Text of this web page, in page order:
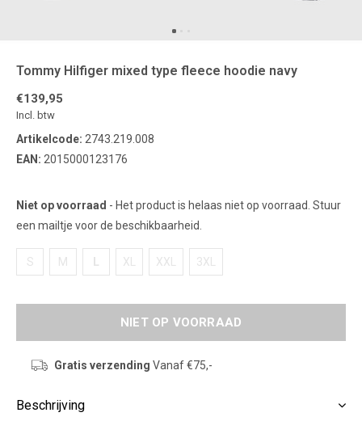
Tommy Hilfiger mixed type fleece hoodie navy
€139,95
Incl. btw
Artikelcode: 2743.219.008
EAN: 2015000123176
Niet op voorraad - Het product is helaas niet op voorraad. Stuur
een mailtje voor de beschikbaarheid.
S M XL XXL 3XL
NIET OP VOORRAAD
Gratis verzending Vanaf €75,-
Beschrijving